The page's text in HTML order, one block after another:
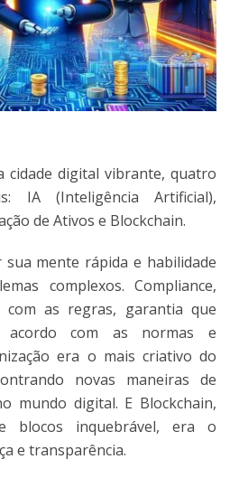
cidade digital vibrante, quatro
IA (Inteligência Artificial),
de Ativos e Blockchain.
mente rápida e habilidade
complexos. Compliance,
com as regras, garantia que
acordo com as normas e
era o mais criativo do
novas maneiras de
mundo digital. E Blockchain,
blocos inquebrável, era o
e transparência.